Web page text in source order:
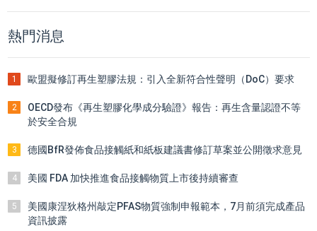
熱門消息
1 歐盟擬修訂再生塑膠法規：引入全新符合性聲明（DoC）要求
2
OECD發布《再生塑膠化學成分驗證》報告：再生含量認證不等
於安全合規
3 德國BfR發佈食品接觸紙和紙板建議書修訂草案並公開徵求意見
4 美國 FDA 加快推進食品接觸物質上市後持續審查
5
美國康涅狄格州敲定PFAS物質強制申報範本，7月前須完成產品
資訊披露